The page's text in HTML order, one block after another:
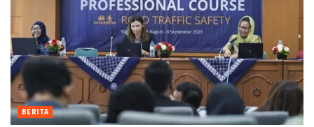
BERITA